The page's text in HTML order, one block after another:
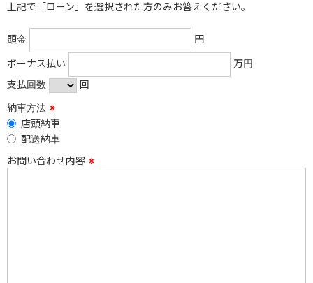
上記で「ローン」を選択された方のみお答えください。
頭金 円
ボーナス払い
万円
支払回数
回
納車方法 ※
店頭納車
配送納車
お問い合わせ内容 ※